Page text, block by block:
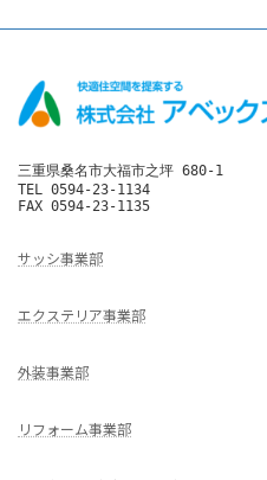
三重県桑名市大福市之坪 680-1
TEL 0594-23-1134
FAX 0594-23-1135
サッシ事業部
エクステリア事業部
外装事業部
リフォーム事業部